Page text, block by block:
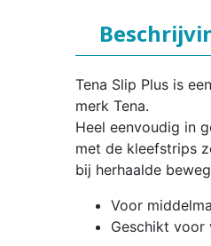
Tena Slip Plus is
merk Tena.
Heel eenvoudig in
met de kleefstrips
bij herhaalde
Voor
Geschikt voor